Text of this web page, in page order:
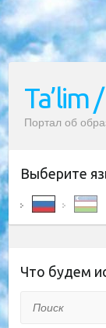
Портал об
Выберите
Что будем